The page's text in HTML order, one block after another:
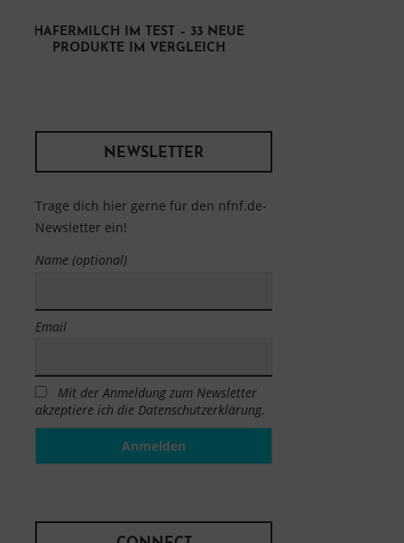
HAFERMILCH IM TEST – 33 NEUE
PRODUKTE IM VERGLEICH
NEWSLETTER
Trage dich hier gerne für den nfnf.de-
Newsletter ein!
Name (optional)
Email
Mit der Anmeldung zum Newsletter
akzeptiere ich die Datenschutzerklärung.